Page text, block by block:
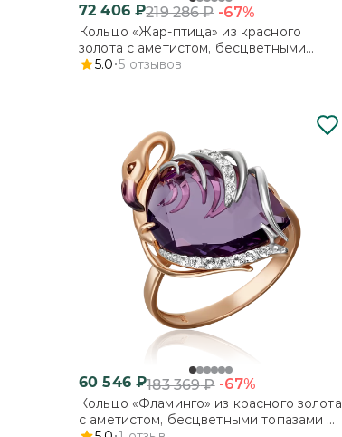
72 406₽219 286₽ -67%
Кольцо «Жар-птица» из красного
золота с аметистом, бесцветными
топазами и эмалью
5.0 5 отзывов
60 546₽183 369₽ -67%
Кольцо «Фламинго» из красного золота
с аметистом, бесцветными топазами и